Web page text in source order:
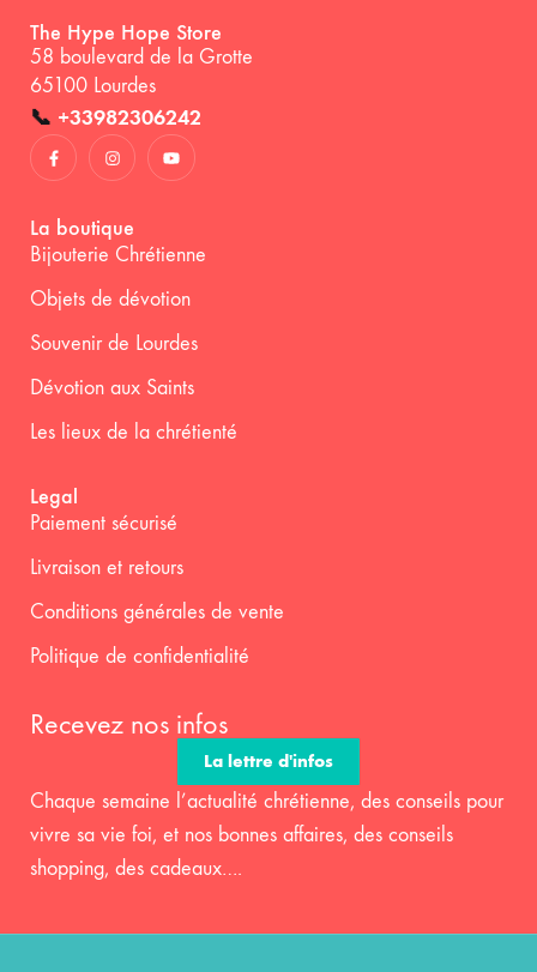
The Hype Hope Store
58 boulevard de la Grotte
65100 Lourdes
📞 +33982306242
La boutique
Bijouterie Chrétienne
Objets de dévotion
Souvenir de Lourdes
Dévotion aux Saints
Les lieux de la chrétienté
Legal
Paiement sécurisé
Livraison et retours
Conditions générales de vente
Politique de confidentialité
Recevez nos infos
La lettre d'infos
Chaque semaine l’actualité chrétienne, des conseils pour
vivre sa vie foi, et nos bonnes affaires, des conseils
shopping, des cadeaux….